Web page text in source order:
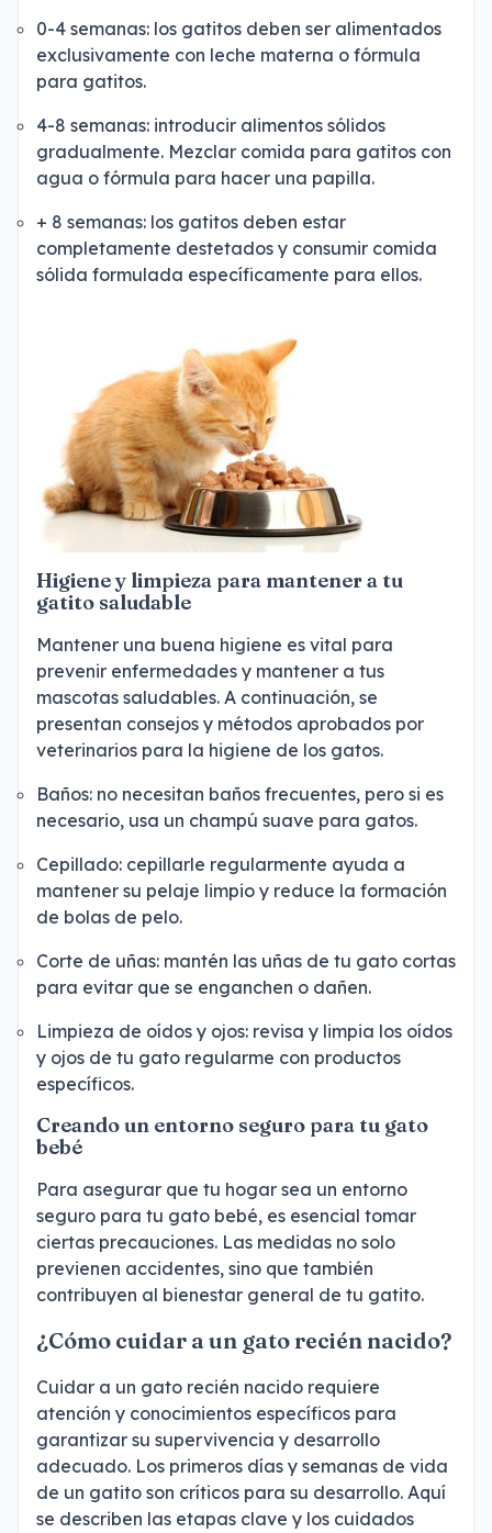
0-4 semanas: los gatitos deben ser alimentados
exclusivamente con leche materna o fórmula
para gatitos.
4-8 semanas: introducir alimentos sólidos
gradualmente. Mezclar comida para gatitos con
agua o fórmula para hacer una papilla.
+ 8 semanas: los gatitos deben estar
completamente destetados y consumir comida
sólida formulada específicamente para ellos.
Higiene y limpieza para mantener a tu
gatito saludable
Mantener una buena higiene es vital para
prevenir enfermedades y mantener a tus
mascotas saludables. A continuación, se
presentan consejos y métodos aprobados por
veterinarios para la higiene de los gatos.
Baños: no necesitan baños frecuentes, pero si es
necesario, usa un champú suave para gatos.
Cepillado: cepillarle regularmente ayuda a
mantener su pelaje limpio y reduce la formación
de bolas de pelo.
Corte de uñas: mantén las uñas de tu gato cortas
para evitar que se enganchen o dañen.
Limpieza de oídos y ojos: revisa y limpia los oídos
y ojos de tu gato regularme con productos
específicos.
Creando un entorno seguro para tu gato
bebé
Para asegurar que tu hogar sea un entorno
seguro para tu gato bebé, es esencial tomar
ciertas precauciones. Las medidas no solo
previenen accidentes, sino que también
contribuyen al bienestar general de tu gatito.
¿Cómo cuidar a un gato recién nacido?
Cuidar a un gato recién nacido requiere
atención y conocimientos específicos para
garantizar su supervivencia y desarrollo
adecuado. Los primeros días y semanas de vida
de un gatito son críticos para su desarrollo. Aquí
se describen las etapas clave y los cuidados